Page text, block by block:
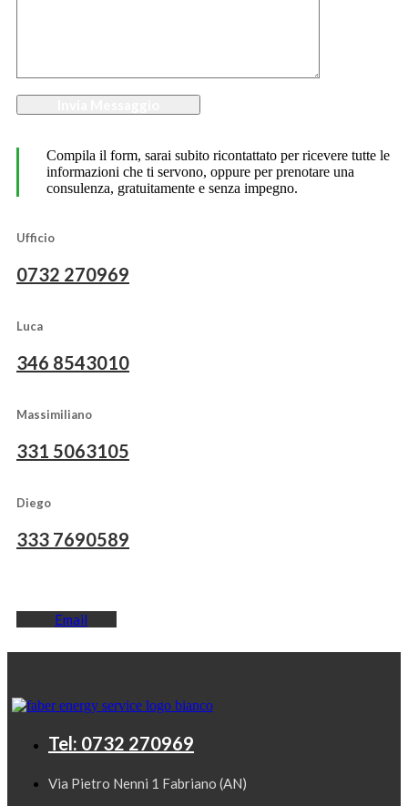
Compila il form, sarai subito ricontattato per ricevere tutte le
informazioni che ti servono, oppure per prenotare una
consulenza, gratuitamente e senza impegno.
Ufficio
0732 270969
Luca
346 8543010
Massimiliano
331 5063105
Diego
333 7690589
Email
Tel: 0732 270969
Via Pietro Nenni 1 Fabriano (AN)